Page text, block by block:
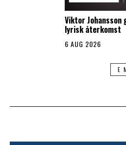
Viktor
lyrisk återkomst
6 AUG 2026
E